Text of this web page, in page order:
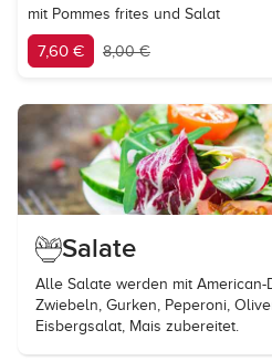
mit Pommes frites und Salat
7,60 € 8,00 €
Salate
Alle Salate werden mit American-
Zwiebeln, Gurken, Peperoni,
Eisbergsalat, Mais zubereitet.